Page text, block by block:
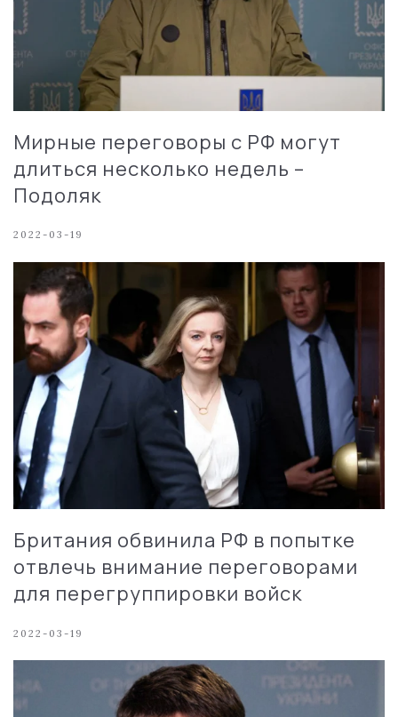
Мирные переговоры с РФ могут
длиться несколько недель –
Подоляк
2022-03-19
Британия обвинила РФ в попытке
отвлечь внимание переговорами
для перегруппировки войск
2022-03-19